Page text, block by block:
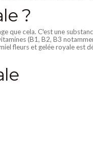
?
que cela. C'est une
(B1, B2, B3
fleurs et gelée royale est